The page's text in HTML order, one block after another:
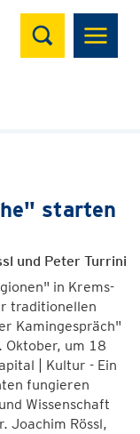
Suchen
starten
und Peter Turrini
in Krems-
traditionellen
Kamingespräch"
Oktober, um 18
| Kultur - Ein
fungieren
Wissenschaft
Joachim Rössl,